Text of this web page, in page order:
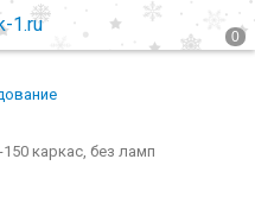
каркас, без ламп